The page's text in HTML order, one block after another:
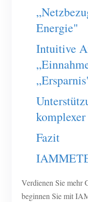
PV-
Shop
Ressourcen
Produkt-
Tutorial-
FAQ
Nachrichten
Blog
Forum
App Store
Website
PV-Ranking
Lösungen
Kontakt
Energie"
Intuitive
Fazit
Verdienen Sie mehr
beginnen Sie mit